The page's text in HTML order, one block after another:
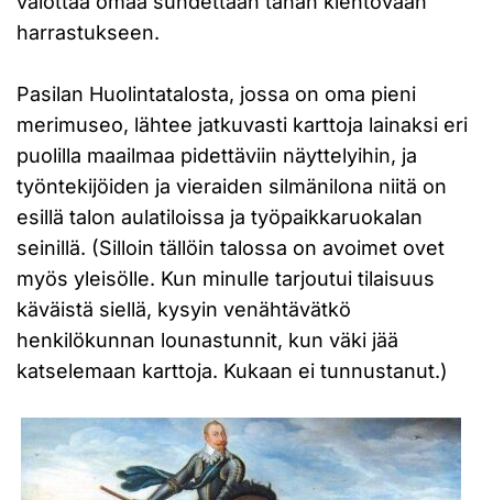
harrastukseen.
Pasilan Huolintatalosta, jossa on oma pieni
merimuseo, lähtee jatkuvasti karttoja lainaksi eri
puolilla maailmaa pidettäviin näyttelyihin, ja
työntekijöiden ja vieraiden silmänilona niitä on
esillä talon aulatiloissa ja työpaikkaruokalan
seinillä. (Silloin tällöin talossa on avoimet ovet
myös yleisölle. Kun minulle tarjoutui tilaisuus
käväistä siellä, kysyin venähtävätkö
henkilökunnan lounastunnit, kun väki jää
katselemaan karttoja. Kukaan ei tunnustanut.)